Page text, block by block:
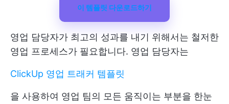
이 템플릿 다운로드하기
영업 담당자가 최고의 성과를 내기 위해서는 철저한
영업 프로세스가 필요합니다. 영업 담당자는
ClickUp 영업 트래커 템플릿
을 사용하여 영업 팀의 모든 움직이는 부분을 한눈